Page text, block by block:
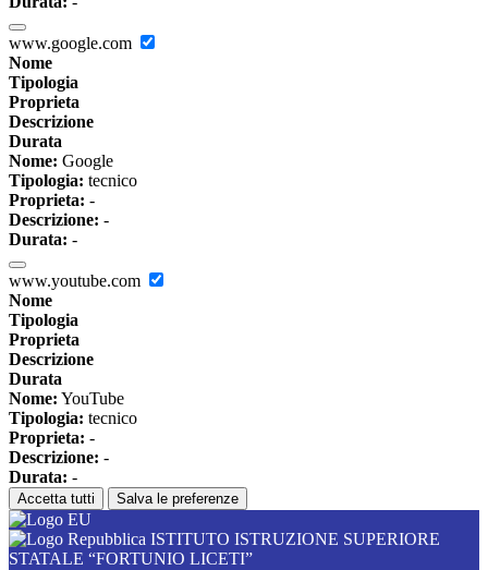
www.google.com
Nome
Tipologia
Proprieta
Descrizione
Durata
Nome: Google
Tipologia: tecnico
Proprieta: -
Descrizione: -
Durata: -
www.youtube.com
Nome
Tipologia
Proprieta
Descrizione
Durata
Nome: YouTube
Tipologia: tecnico
Proprieta: -
Descrizione: -
Durata: -
Accetta tutti Salva le preferenze
ISTITUTO ISTRUZIONE SUPERIORE
STATALE “FORTUNIO LICETI”